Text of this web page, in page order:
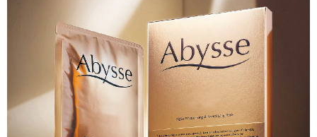
每筆NT$80，滿NT$2,000(含以上)免運費
每筆NT$120，滿NT$2,000(含以上)免運費
海外國家/配送